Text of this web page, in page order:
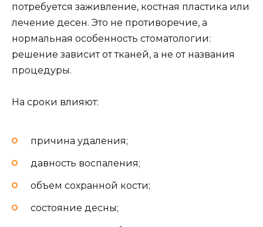
потребуется заживление, костная пластика или
лечение десен. Это не противоречие, а
нормальная особенность стоматологии:
решение зависит от тканей, а не от названия
процедуры.
На сроки влияют:
причина удаления;
давность воспаления;
объем сохранной кости;
состояние десны;